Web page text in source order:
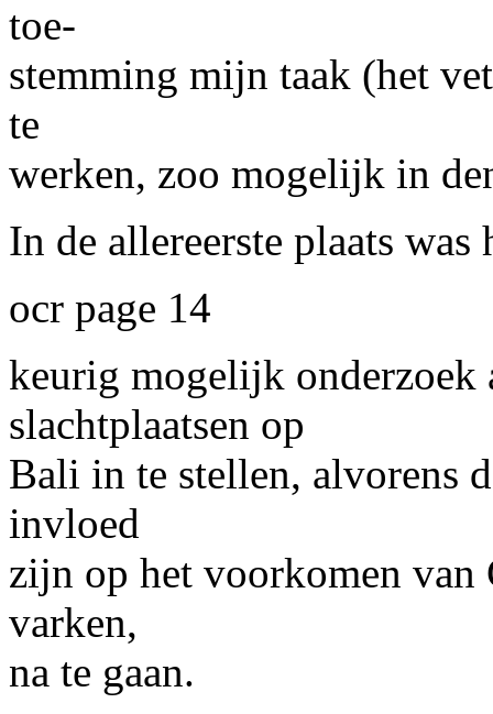
toe-
stemming mijn taak (het
te
werken, zoo mogelijk in
In de allereerste plaats
ocr page 14
keurig mogelijk onderzoek
slachtplaatsen op
Bali in te stellen, alvorens
invloed
zijn op het voorkomen van
varken,
na te gaan.